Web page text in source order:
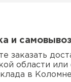
и самовывоз
заказать
области
в Коломне